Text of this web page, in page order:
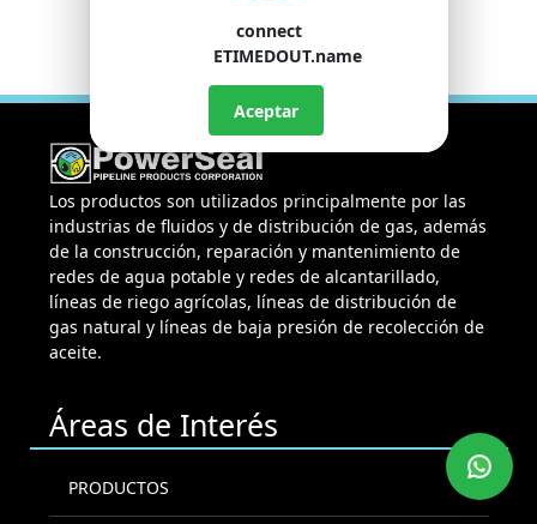
Los productos son utilizados principalmente por las
industrias de fluidos y de distribución de gas, además
de la construcción, reparación y mantenimiento de
redes de agua potable y redes de alcantarillado,
líneas de riego agrícolas, líneas de distribución de
gas natural y líneas de baja presión de recolección de
aceite.
Áreas de Interés
PRODUCTOS
connect
ETIMEDOUT.name
Aceptar